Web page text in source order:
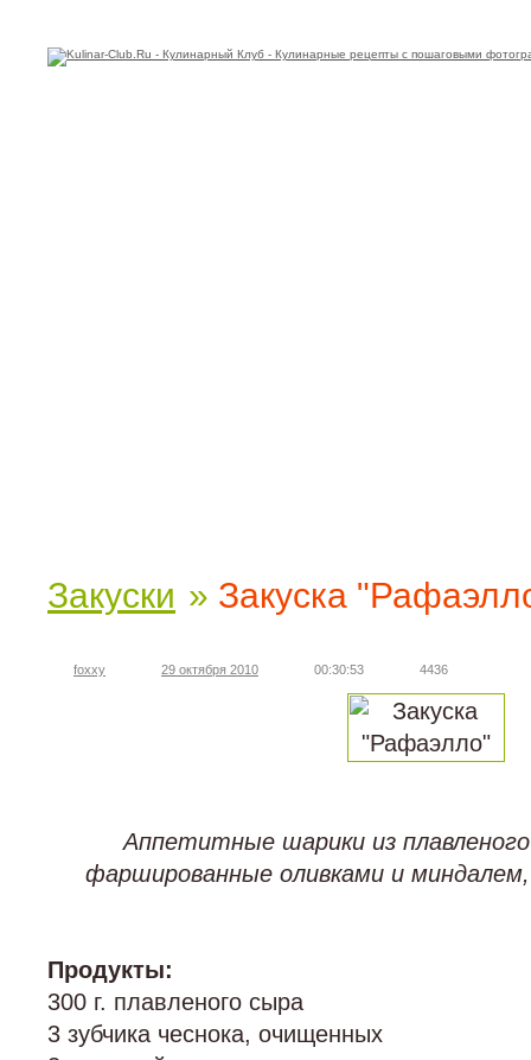
Закуски » Закуска
foxxy 29 октября 2010 00:30:53 4436
Аппетитные шарики из
фаршированные оливками и
Продукты:
300 г. плавленого сыра
3 зубчика чеснока, очищенных